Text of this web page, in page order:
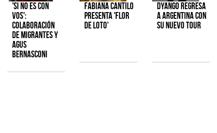
'Si No Es Con
Vos':
colaboración
de Migrantes y
Agus
Bernasconi
Fabiana Cantilo
presenta 'Flor
de Loto'
Dyango regresa
a Argentina con
su nuevo tour